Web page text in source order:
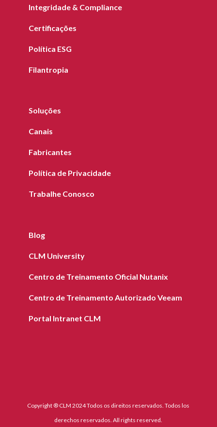
Integridade & Compliance
Certificações
Política ESG
Filantropia
Soluções
Canais
Fabricantes
Política de Privacidade
Trabalhe Conosco
Blog
CLM University
Centro de Treinamento Oficial Nutanix
Centro de Treinamento Autorizado Veeam
Portal Intranet CLM
Copyright ® CLM 2024 Todos os direitos reservados. Todos los
derechos reservados. All rights reserved.